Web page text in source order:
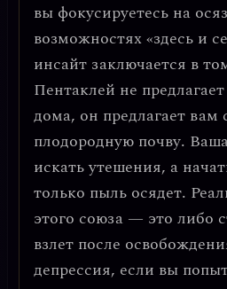
вы фокусируетесь на
возможностях «здесь и
инсайт заключается в
Пентаклей не
дома, он предлагает вам
плодородную почву.
искать утешения, а
только пыль осядет.
этого союза — это либо
взлет после
депрессия, если вы